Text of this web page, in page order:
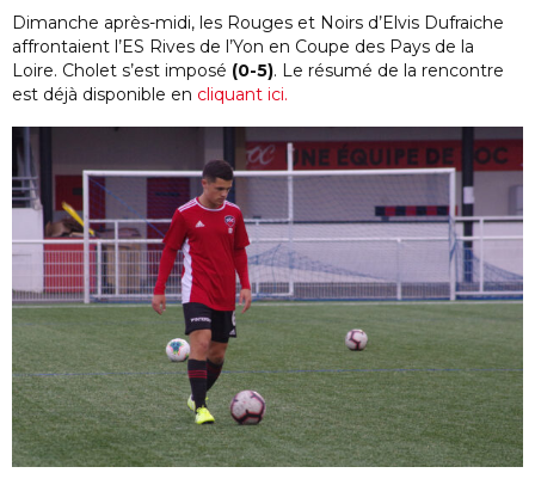
Dimanche après-midi, les Rouges et Noirs d’Elvis Dufraiche
affrontaient l’ES Rives de l’Yon en Coupe des Pays de la
Loire. Cholet s’est imposé (0-5). Le résumé de la rencontre
est déjà disponible en cliquant ici.